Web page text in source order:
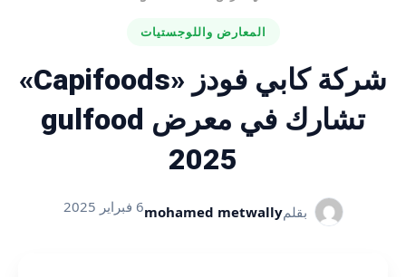
المعارض واللوجستيات
شركة كابي فودز «Capifoods»
تشارك في معرض gulfood
2025
بقلمmohamed metwally6 فبراير 2025